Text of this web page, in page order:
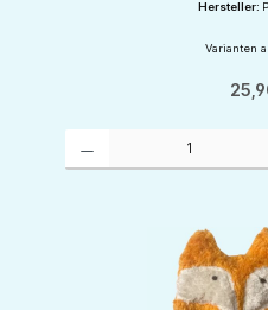
Hersteller:
Varianten